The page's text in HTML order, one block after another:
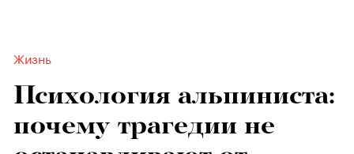
Жизнь
Психология альпиниста:
почему трагедии не